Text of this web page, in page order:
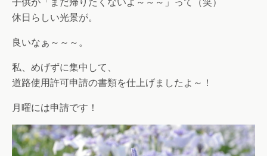
休日らしい光景が。
良いなぁ～～～。
私、めげずに集中して、
道路使用許可申請の書類を仕上げましたよ～！
月曜には申請です！